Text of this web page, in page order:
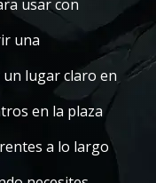
usar con
una
lugar claro en
en la plaza
a lo largo